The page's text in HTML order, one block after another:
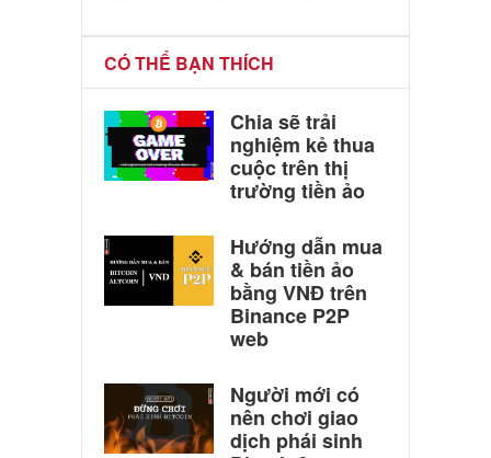
CÓ THỂ BẠN THÍCH
Chia sẽ trải
nghiệm kẻ thua
cuộc trên thị
trường tiền ảo
Hướng dẫn mua
& bán tiền ảo
bằng VNĐ trên
Binance P2P
web
Người mới có
nên chơi giao
dịch phái sinh